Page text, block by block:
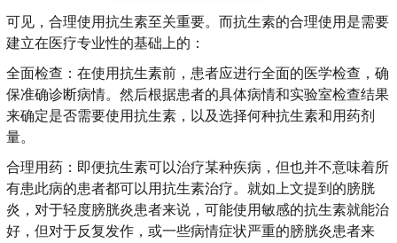
可见，合理使用抗生素至关重要。而抗生素的合理使用是需要
建立在医疗专业性的基础上的：
全面检查：在使用抗生素前，患者应进行全面的医学检查，确
保准确诊断病情。然后根据患者的具体病情和实验室检查结果
来确定是否需要使用抗生素，以及选择何种抗生素和用药剂
量。
合理用药：即便抗生素可以治疗某种疾病，但也并不意味着所
有患此病的患者都可以用抗生素治疗。就如上文提到的膀胱
炎，对于轻度膀胱炎患者来说，可能使用敏感的抗生素就能治
好，但对于反复发作，或一些病情症状严重的膀胱炎患者来